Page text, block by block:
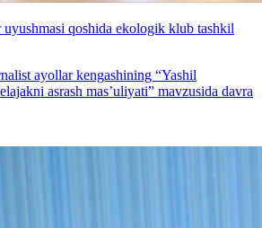
uyushmasi qoshida ekologik klub tashkil
ayollar kengashining “Yashil
asrash mas’uliyati” mavzusida davra